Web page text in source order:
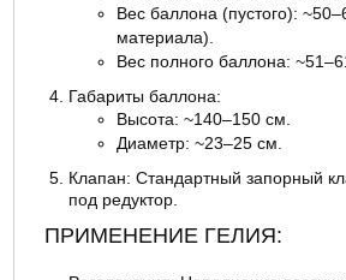
Вес баллона (пустого):
материала).
Вес полного баллона:
Габариты баллона:
Высота: ~140–150 см.
Диаметр: ~23–25 см.
Клапан: Стандартный запорный
под редуктор.
ПРИМЕНЕНИЕ ГЕЛИЯ: